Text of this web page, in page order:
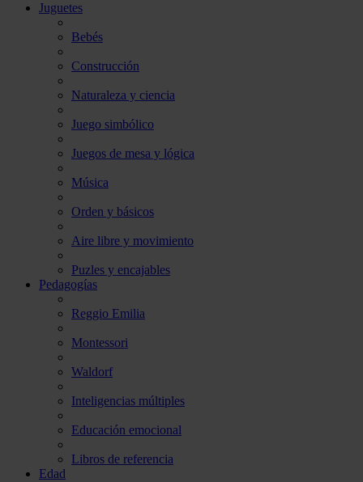
Juguetes
Bebés
Construcción
Naturaleza y ciencia
Juego simbólico
Juegos de mesa y lógica
Música
Orden y básicos
Aire libre y movimiento
Puzles y encajables
Pedagogías
Reggio Emilia
Montessori
Waldorf
Inteligencias múltiples
Educación emocional
Libros de referencia
Edad